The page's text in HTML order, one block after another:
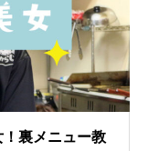
！裏メニュー教